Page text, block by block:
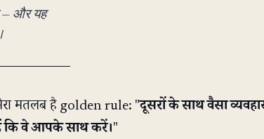
— और यह
मतलब है golden rule: "दूसरों के साथ वैसा
कि वे आपके साथ करें।"